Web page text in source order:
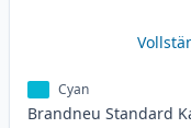
Cyan
Brandneu Standard